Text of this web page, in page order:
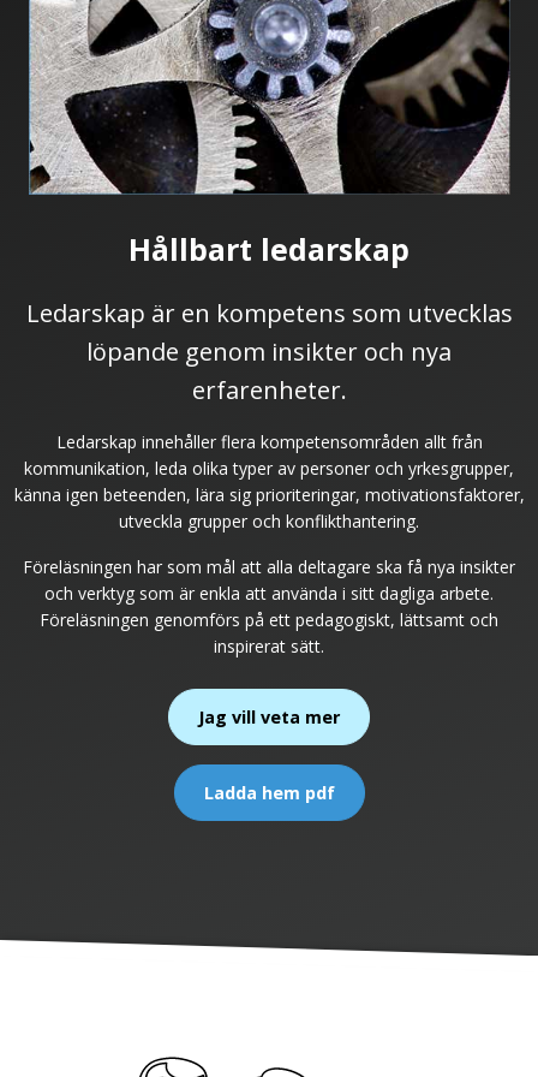
Hållbart ledarskap
Ledarskap är en kompetens som utvecklas
löpande genom insikter och nya
erfarenheter.
Ledarskap innehåller flera kompetensområden allt från
kommunikation, leda olika typer av personer och yrkesgrupper,
känna igen beteenden, lära sig prioriteringar, motivationsfaktorer,
utveckla grupper och konflikthantering.
Föreläsningen har som mål att alla deltagare ska få nya insikter
och verktyg som är enkla att använda i sitt dagliga arbete.
Föreläsningen genomförs på ett pedagogiskt, lättsamt och
inspirerat sätt.
Jag vill veta mer
Ladda hem pdf